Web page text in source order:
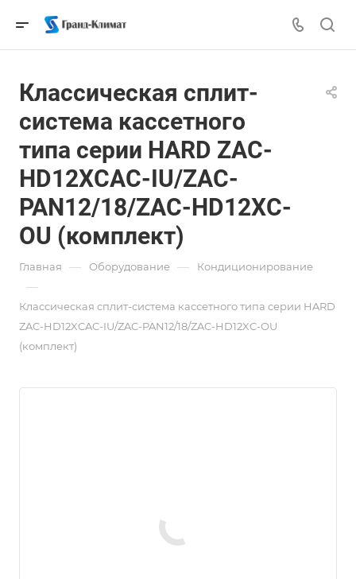
Классическая сплит-
система кассетного
типа серии HARD ZAC-
HD12XCAC-IU/ZAC-
PAN12/18/ZAC-HD12XC-
OU (комплект)
Главная — Оборудование — Кондиционирование
—
Классическая сплит-система кассетного типа серии HARD
ZAC-HD12XCAC-IU/ZAC-PAN12/18/ZAC-HD12XC-OU
(комплект)